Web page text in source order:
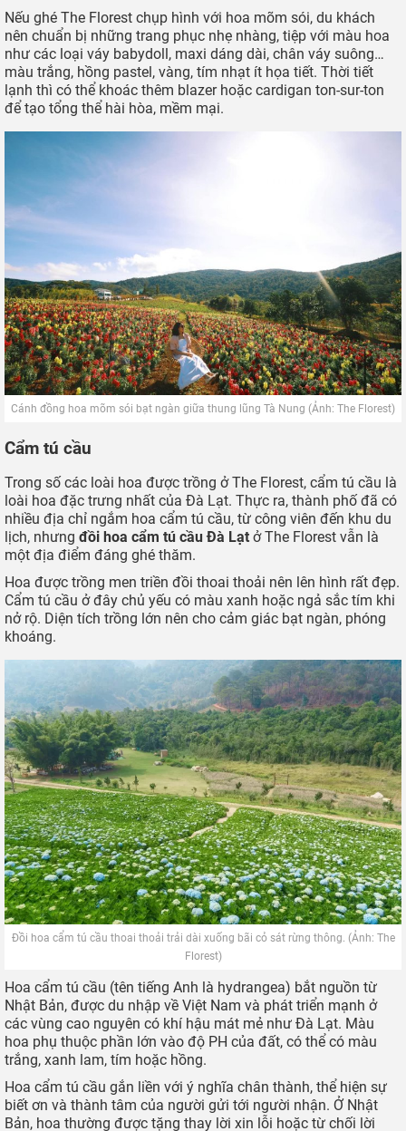
Nếu ghé The Florest chụp hình với hoa mõm sói, du khách
nên chuẩn bị những trang phục nhẹ nhàng, tiệp với màu hoa
như các loại váy babydoll, maxi dáng dài, chân váy suông…
màu trắng, hồng pastel, vàng, tím nhạt ít họa tiết. Thời tiết
lạnh thì có thể khoác thêm blazer hoặc cardigan ton-sur-ton
để tạo tổng thể hài hòa, mềm mại.
Cánh đồng hoa mõm sói bạt ngàn giữa thung lũng Tà Nung (Ảnh: The Florest)
Cẩm tú cầu
Trong số các loài hoa được trồng ở The Florest, cẩm tú cầu là
loài hoa đặc trưng nhất của Đà Lạt. Thực ra, thành phố đã có
nhiều địa chỉ ngắm hoa cẩm tú cầu, từ công viên đến khu du
lịch, nhưng đồi hoa cẩm tú cầu Đà Lạt ở The Florest vẫn là
một địa điểm đáng ghé thăm.
Hoa được trồng men triền đồi thoai thoải nên lên hình rất đẹp.
Cẩm tú cầu ở đây chủ yếu có màu xanh hoặc ngả sắc tím khi
nở rộ. Diện tích trồng lớn nên cho cảm giác bạt ngàn, phóng
khoáng.
Đồi hoa cẩm tú cầu thoai thoải trải dài xuống bãi cỏ sát rừng thông. (Ảnh: The
Florest)
Hoa cẩm tú cầu (tên tiếng Anh là hydrangea) bắt nguồn từ
Nhật Bản, được du nhập về Việt Nam và phát triển mạnh ở
các vùng cao nguyên có khí hậu mát mẻ như Đà Lạt. Màu
hoa phụ thuộc phần lớn vào độ PH của đất, có thể có màu
trắng, xanh lam, tím hoặc hồng.
Hoa cẩm tú cầu gắn liền với ý nghĩa chân thành, thể hiện sự
biết ơn và thành tâm của người gửi tới người nhận. Ở Nhật
Bản, hoa thường được tặng thay lời xin lỗi hoặc từ chối lời